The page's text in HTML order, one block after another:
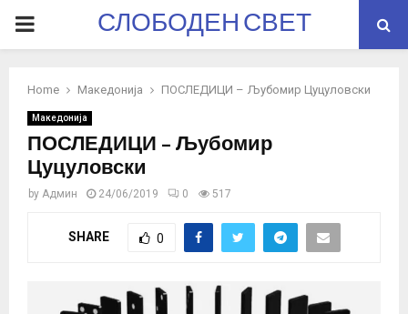
PRIMARYСЛОБОДЕН СВЕТ
Home Македонија ПОСЛЕДИЦИ – Љубомир Цуцуловски
Македонија
ПОСЛЕДИЦИ – Љубомир
Цуцуловски
by Админ 24/06/2019 0 517
SHARE 0